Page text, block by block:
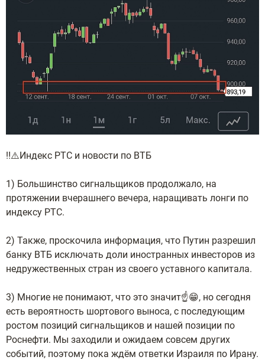
‼️⚠️Индекс РТС и новости по ВТБ
1) Большинство сигнальщиков продолжало, на
протяжении вчерашнего вечера, наращивать лонги по
индексу РТС.
2) Также, проскочила информация, что Путин разрешил
банку ВТБ исключать доли иностранных инвесторов из
недружественных стран из своего уставного капитала.
3) Многие не понимают, что это значит☝️😁, но сегодня
есть вероятность шортового выноса, с последующим
ростом позиций сигнальщиков и нашей позиции по
Роснефти. Мы заходили и ожидаем совсем других
событий, поэтому пока ждём ответки Израиля по Ирану.